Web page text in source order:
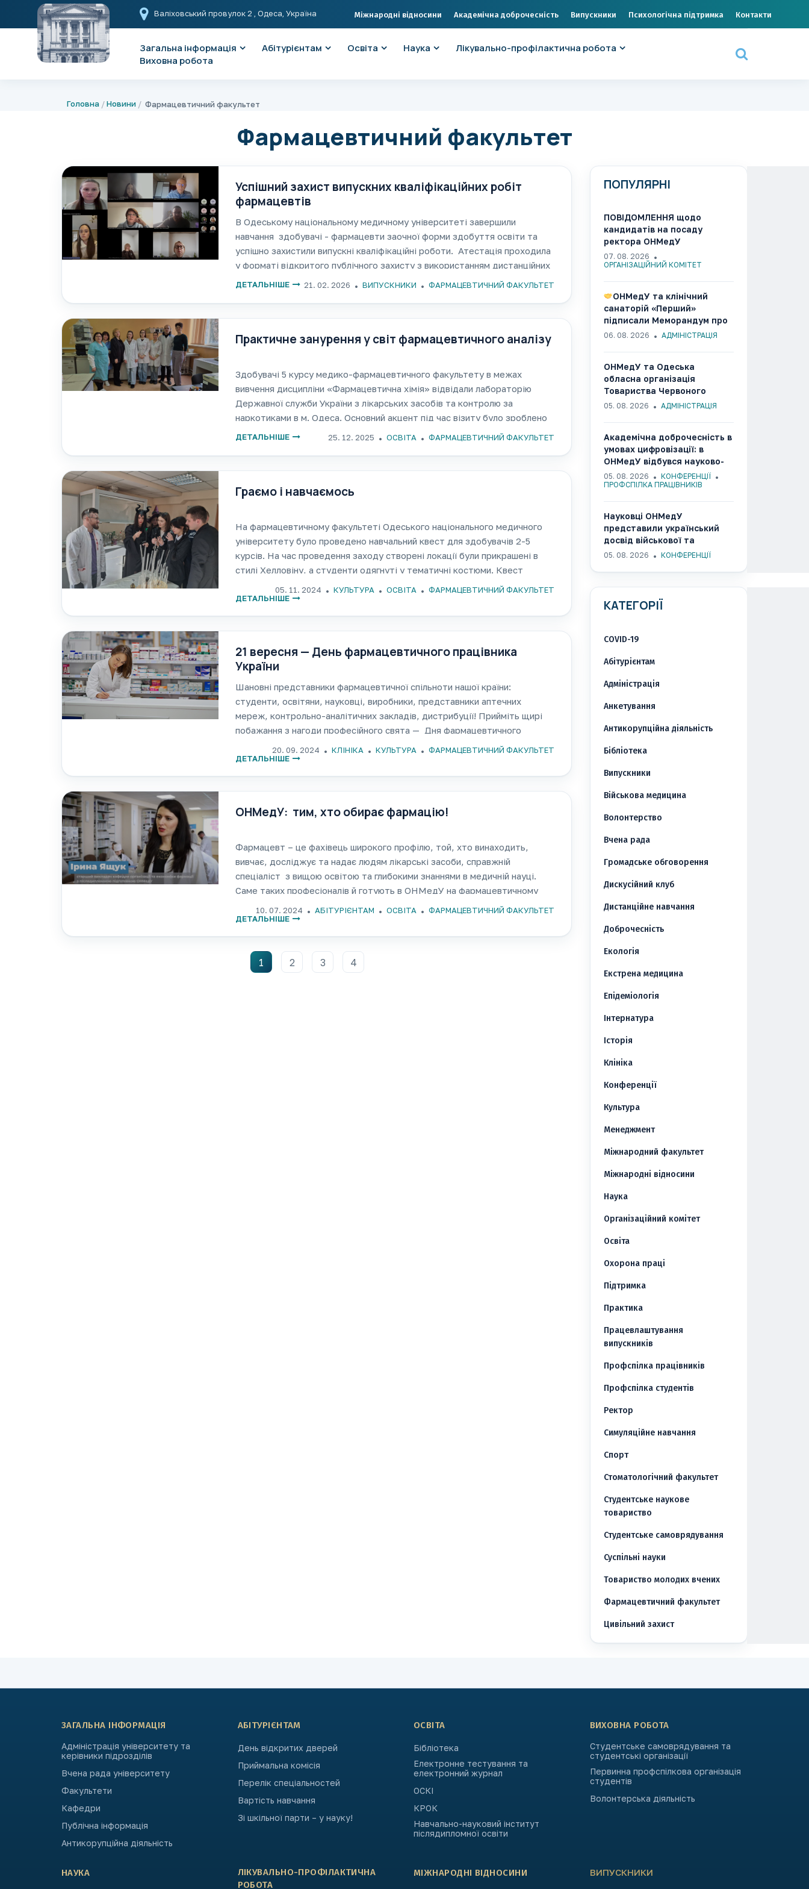
Валіховський провулок 2 , Одеса, Україна Міжнародні відносини Академічна доброчесність Випускники Психологічна підтримка Контакти
Загальна інформація Абітурієнтам Освіта Наука
Лікувально-профілактична робота
Виховна робота
Головна Новини Фармацевтичний факультет
Фармацевтичний факультет
Успішний захист випускних кваліфікаційних робіт
фармацевтів
В Одеському національному медичному університеті завершили
навчання здобувачі - фармацевти заочної форми здобуття освіти та
успішно захистили випускні кваліфікаційні роботи. Атестація проходила
у форматі відкритого публічного захисту з використанням дистанційних
технологій. Цього року всі випускники продемонстрували високий рівень
21. 02. 2026 ВИПУСКНИКИ ФАРМАЦЕВТИЧНИЙ ФАКУЛЬТЕТ
ДЕТАЛЬНІШЕ
Практичне занурення у світ фармацевтичного аналізу
Здобувачі 5 курсу медико-фармацевтичного факультету в межах
вивчення дисципліни «Фармацевтична хімія» відвідали лабораторію
Державної служби України з лікарських засобів та контролю за
наркотиками в м. Одеса. Основний акцент під час візиту було зроблено
на фізико-хімічні методи дослідження, які є ключовими
25. 12. 2025 ОСВІТА ФАРМАЦЕВТИЧНИЙ ФАКУЛЬТЕТ
ДЕТАЛЬНІШЕ
Граємо і навчаємось
На фармацевтичному факультеті Одеського національного медичного
університету було проведено навчальний квест для здобувачів 2-5
курсів. На час проведення заходу створені локації були прикрашені в
стилі Хелловіну, а студенти одягнуті у тематичні костюми. Квест
вміщував різні завдання, направлені на перевірку знань
05. 11. 2024 КУЛЬТУРА ОСВІТА
ФАРМАЦЕВТИЧНИЙ ФАКУЛЬТЕТ
ДЕТАЛЬНІШЕ
21 вересня — День фармацевтичного працівника
України
Шановні представники фармацевтичної спільноти нашої країни:
студенти, освітяни, науковці, виробники, представники аптечних
мереж, контрольно-аналітичних закладів, дистрибуції! Прийміть щирі
побажання з нагоди професійного свята — Дня фармацевтичного
працівника України! За кожним професійним святом стоять люди та роки
наполегливої праці, сумлінних пошуків
20. 09. 2024 КЛІНІКА КУЛЬТУРА
ФАРМАЦЕВТИЧНИЙ ФАКУЛЬТЕТ
ДЕТАЛЬНІШЕ
ОНМедУ: тим, хто обирає фармацію!
Фармацевт – це фахівець широкого профілю, той, хто винаходить,
вивчає, досліджує та надає людям лікарські засоби, справжній
спеціаліст з вищою освітою та глибокими знаннями в медичній науці.
Саме таких професіоналів й готують в ОНМедУ на фармацевтичному
10. 07. 2024 АБІТУРІЄНТАМ ОСВІТА
ФАРМАЦЕВТИЧНИЙ ФАКУЛЬТЕТ
ДЕТАЛЬНІШЕ
1 2 3 4
ПОПУЛЯРНІ
ПОВІДОМЛЕННЯ щодо
кандидатів на посаду
ректора ОНМедУ
07. 08. 2026
ОРГАНІЗАЦІЙНИЙ КОМІТЕТ
ОНМедУ та клінічний
санаторій «Перший»
підписали Меморандум про
співпрацю
06. 08. 2026 АДМІНІСТРАЦІЯ
ОНМедУ та Одеська
обласна організація
Товариства Червоного
Хреста України об’єднали
соціальних ініціатив
05. 08. 2026 АДМІНІСТРАЦІЯ
Академічна доброчесність в
умовах цифровізації: в
ОНМедУ відбувся науково-
методичний семінар
05. 08. 2026
КОНФЕРЕНЦІЇ
ПРОФСПІЛКА ПРАЦІВНИКІВ
Науковці ОНМедУ
представили український
досвід військової та
реконструктивної хірургії на
05. 08. 2026 КОНФЕРЕНЦІЇ
КАТЕГОРІЇ
COVID-19
Абітурієнтам
Адміністрація
Анкетування
Антикорупційна діяльність
Бібліотека
Випускники
Військова медицина
Волонтерство
Вчена рада
Громадське обговорення
Дискусійний клуб
Дистанційне навчання
Доброчесність
Екологія
Екстрена медицина
Епідеміологія
Інтернатура
Історія
Клініка
Конференції
Культура
Менеджмент
Міжнародний факультет
Міжнародні відносини
Наука
Організаційний комітет
Освіта
Охорона праці
Підтримка
Практика
Працевлаштування
випускників
Профспілка працівників
Профспілка студентів
Ректор
Симуляційне навчання
Спорт
Стоматологічний факультет
Студентське наукове
товариство
Студентське самоврядування
Суспільні науки
Товариство молодих вчених
Фармацевтичний факультет
Цивільний захист
ЗАГАЛЬНА ІНФОРМАЦІЯ
Адміністрація університету та
керівники підрозділів
Вчена рада університету
Факультети
Кафедри
Публічна інформація
Антикорупційна діяльність
АБІТУРІЄНТАМ
День відкритих дверей
Приймальна комісія
Перелік спеціальностей
Вартість навчання
Зі шкільної парти – у науку!
ОСВІТА
Бібліотека
Електронне тестування та
електронний журнал
ОСКІ
КРОК
Навчально-науковий інститут
післядипломної освіти
ВИХОВНА РОБОТА
Студентське самоврядування та
студентські організації
Первинна профспілкова організація
студентів
Волонтерська діяльність
НАУКА
ЛІКУВАЛЬНО-ПРОФІЛАКТИЧНА
РОБОТА
МІЖНАРОДНІ ВІДНОСИНИ
ВИПУСКНИКИ